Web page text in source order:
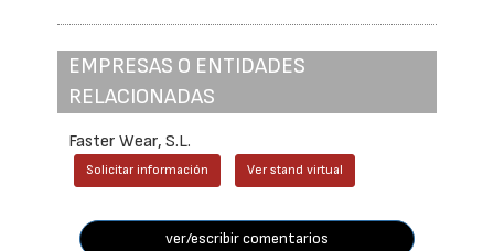
EMPRESAS O ENTIDADES
RELACIONADAS
Faster Wear, S.L.
Solicitar información Ver stand virtual
ver/escribir comentarios